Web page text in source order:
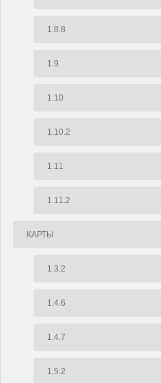
1.8.8
1.9
1.10
1.10.2
1.11
1.11.2
КАРТЫ
1.3.2
1.4.6
1.4.7
1.5.2